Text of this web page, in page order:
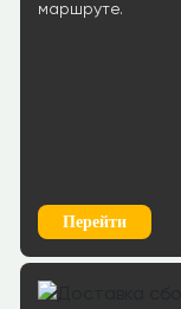
маршруте.
Перейти